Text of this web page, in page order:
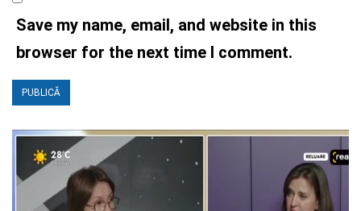
Save my name, email, and website in this
browser for the next time I comment.